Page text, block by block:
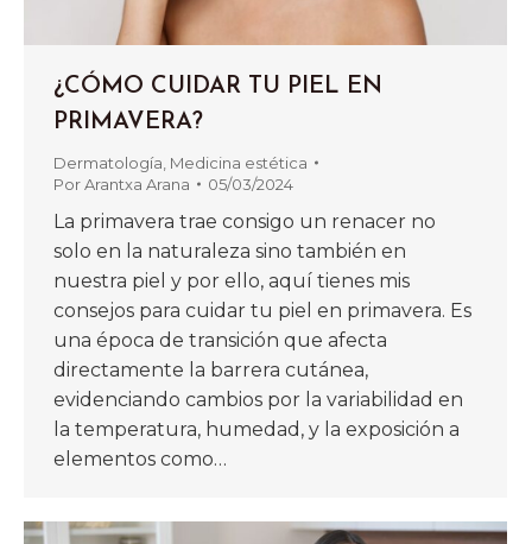
¿CÓMO CUIDAR TU PIEL EN
PRIMAVERA?
Dermatología Medicina estética
PorArantxa Arana 05/03/2024
La primavera trae consigo un renacer no
solo en la naturaleza sino también en
nuestra piel y por ello, aquí tienes mis
consejos para cuidar tu piel en primavera. Es
una época de transición que afecta
directamente la barrera cutánea,
evidenciando cambios por la variabilidad en
la temperatura, humedad, y la exposición a
elementos como…